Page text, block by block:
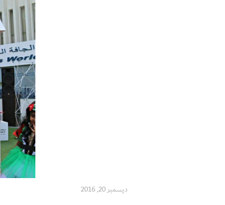
ديسمبر 20, 2016